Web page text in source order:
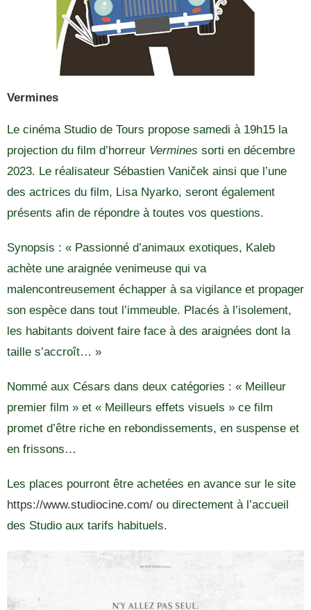
Vermines
Le cinéma Studio de Tours propose samedi à 19h15 la
projection du film d’horreur Vermines sorti en décembre
2023. Le réalisateur Sébastien Vaniček ainsi que l’une
des actrices du film, Lisa Nyarko, seront également
présents afin de répondre à toutes vos questions.
Synopsis : « Passionné d’animaux exotiques, Kaleb
achète une araignée venimeuse qui va
malencontreusement échapper à sa vigilance et propager
son espèce dans tout l’immeuble. Placés à l’isolement,
les habitants doivent faire face à des araignées dont la
taille s’accroît… »
Nommé aux Césars dans deux catégories : « Meilleur
premier film » et « Meilleurs effets visuels » ce film
promet d’être riche en rebondissements, en suspense et
en frissons…
Les places pourront être achetées en avance sur le site
https://www.studiocine.com/ ou directement à l’accueil
des Studio aux tarifs habituels.